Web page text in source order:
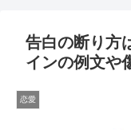
告白の断り方
インの例文や
恋愛